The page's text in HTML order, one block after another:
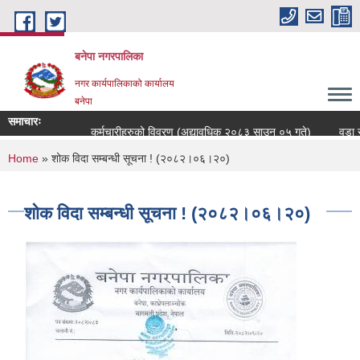
Skip to main content
बनेपा नगरपालिका
नगर कार्यपालिकाको कार्यालय
बनेपा
समाचारः
कर्मचारीहरुको विवरण (अद्यावधिक २०८३ साउन ०५ गते)
वडा
You are here
Home » शोक विदा सम्बन्धी सूचना ! (२०८२।०६।२०)
शोक विदा सम्बन्धी सूचना ! (२०८२।०६।२०)